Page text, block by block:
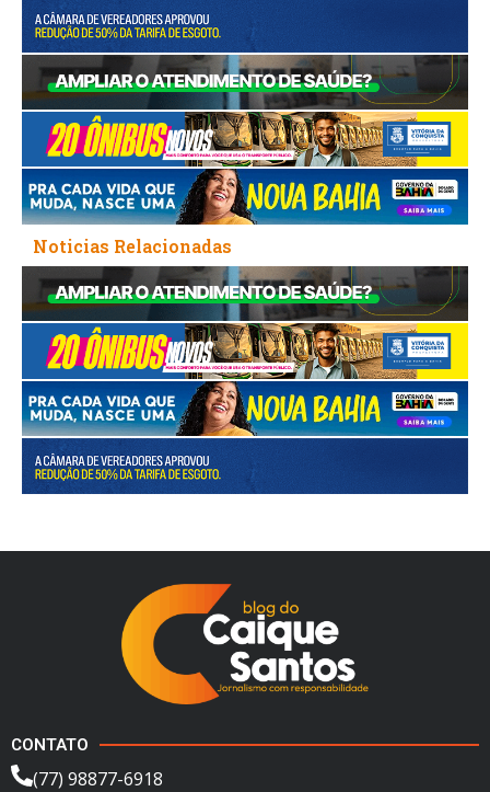
Noticias Relacionadas
CONTATO
(77) 98877-6918